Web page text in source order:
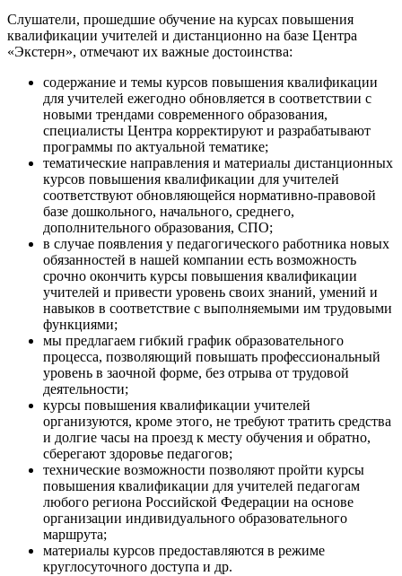
Слушатели, прошедшие обучение на курсах повышения
квалификации учителей и дистанционно на базе Центра
«Экстерн», отмечают их важные достоинства:
содержание и темы курсов повышения квалификации
для учителей ежегодно обновляется в соответствии с
новыми трендами современного образования,
специалисты Центра корректируют и разрабатывают
программы по актуальной тематике;
тематические направления и материалы дистанционных
курсов повышения квалификации для учителей
соответствуют обновляющейся нормативно-правовой
базе дошкольного, начального, среднего,
дополнительного образования, СПО;
в случае появления у педагогического работника новых
обязанностей в нашей компании есть возможность
срочно окончить курсы повышения квалификации
учителей и привести уровень своих знаний, умений и
навыков в соответствие с выполняемыми им трудовыми
функциями;
мы предлагаем гибкий график образовательного
процесса, позволяющий повышать профессиональный
уровень в заочной форме, без отрыва от трудовой
деятельности;
курсы повышения квалификации учителей
организуются, кроме этого, не требуют тратить средства
и долгие часы на проезд к месту обучения и обратно,
сберегают здоровье педагогов;
технические возможности позволяют пройти курсы
повышения квалификации для учителей педагогам
любого региона Российской Федерации на основе
организации индивидуального образовательного
маршрута;
материалы курсов предоставляются в режиме
круглосуточного доступа и др.